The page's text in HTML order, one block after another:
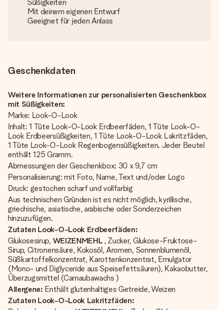
Süßigkeiten
Mit deinem eigenen Entwurf
Geeignet für jeden Anlass
Geschenkdaten
Weitere Informationen zur personalisierten Geschenkbox
mit Süßigkeiten:
Marke: Look-O-Look
Inhalt: 1 Tüte Look-O-Look Erdbeerfäden, 1 Tüte Look-O-
Look Erdbeersüßigkeiten, 1 Tüte Look-O-Look Lakritzfäden,
1 Tüte Look-O-Look Regenbogensüßigkeiten. Jeder Beutel
enthält 125 Gramm.
Abmessungen der Geschenkbox: 30 x 9,7 cm
Personalisierung: mit Foto, Name, Text und/oder Logo
Druck: gestochen scharf und vollfarbig
Aus technischen Gründen ist es nicht möglich, kyrillische,
griechische, asiatische, arabische oder Sonderzeichen
hinzuzufügen.
Zutaten Look-O-Look Erdbeerfäden:
Glukosesirup, WEIZENMEHL, Zucker, Glukose-Fruktose-
Sirup, Citronensäure, Kokosöl, Aromen, Sonnenblumenöl,
Süßkartoffelkonzentrat, Karottenkonzentrat, Emulgator
(Mono- und Diglyceride aus Speisefettsäuren), Kakaobutter,
Überzugsmittel (Carnaubawachs )
Allergene: Enthält glutenhaltiges Getreide, Weizen
Zutaten Look-O-Look Lakritzfäden: